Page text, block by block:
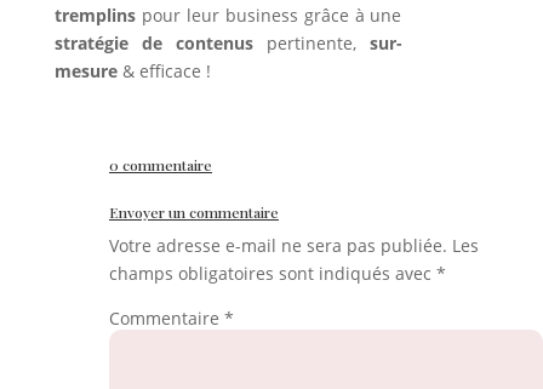
tremplinspour leur business grâce à une
stratégie de contenuspertinente, sur-
mesure& efficace !
0 commentaire
Envoyer un commentaire
Votre adresse e-mail ne sera pas publiée. Les
champs obligatoires sont indiqués avec *
Commentaire *